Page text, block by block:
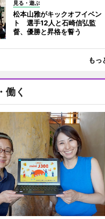
見る・遊ぶ
松本山雅がキックオフイベン
ト 選手12人と石崎信弘監
督、優勝と昇格を誓う
もっ
働く